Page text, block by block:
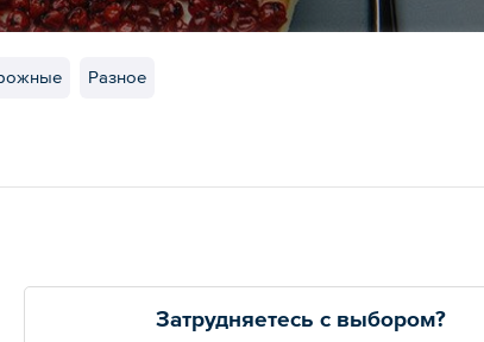
Разное
Затрудняетесь с выбором?